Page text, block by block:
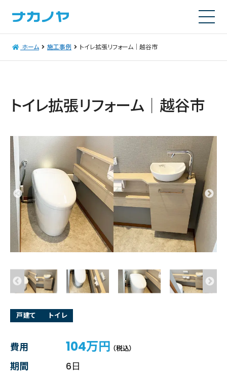
ホーム 施工事例 トイレ拡張リフォーム｜越谷市
トイレ拡張リフォーム｜越谷市
戸建て トイレ
費用 104万円 （税込）
期間
6日